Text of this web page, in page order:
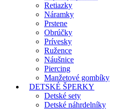
Retiazky
Náramky
Prstene
Obrúčky
Prívesky
Ružence
Náušnice
Piercing
Manžetové gombíky
DETSKÉ ŠPERKY
Detské sety
Detské náhrdelníky